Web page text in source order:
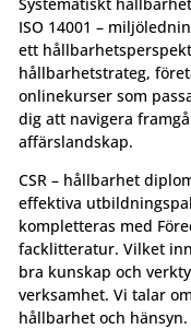
ISO 14001 –
ett
hållbarhetstrateg,
onlinekurser som
dig att navigera
affärslandskap.
CSR – hållbarhet
effektiva
kompletteras med
facklitteratur. Vilket
bra kunskap och
verksamhet. Vi talar
hållbarhet och hänsyn.